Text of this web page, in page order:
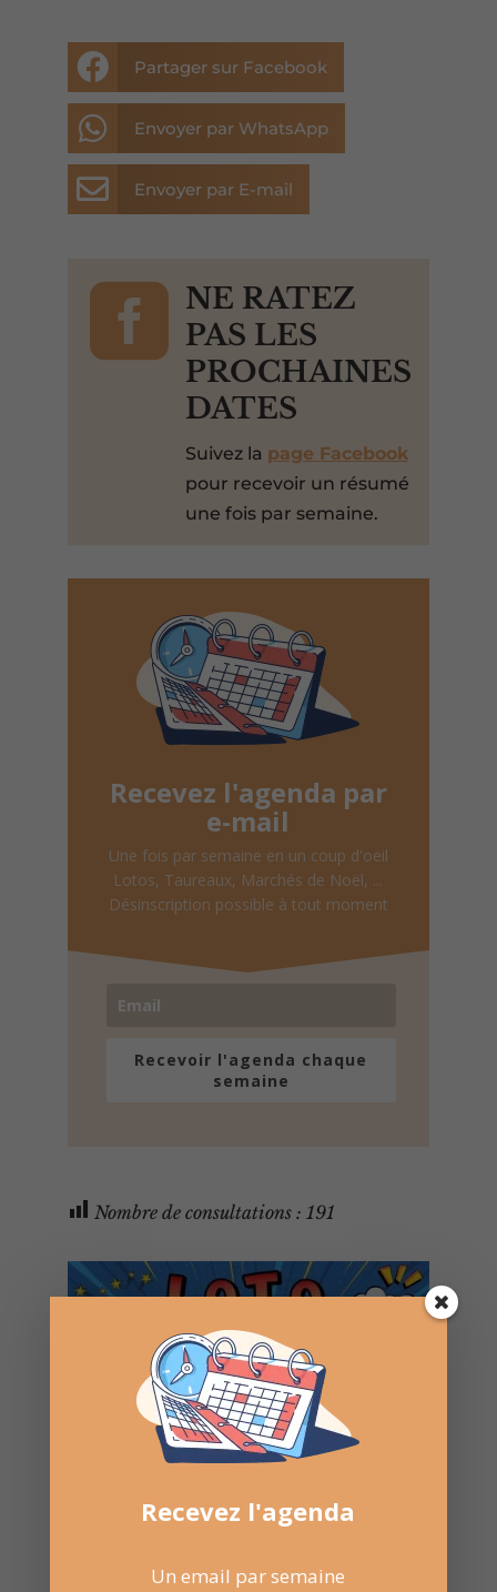
 Partager sur Facebook
 Envoyer par WhatsApp
 Envoyer par E-mail

NE RATEZ
PAS LES
PROCHAINES
DATES
Suivez la page Facebook
pour recevoir un résumé
une fois par semaine.
Recevez l'agenda par
e-mail
Une fois par semaine en un coup d'oeil
Lotos, Taureaux, Marchés de Noël, ...
Désinscription possible à tout moment
Recevoir l'agenda chaque
semaine
Nombre de consultations : 191
Recevez l'agenda
Un email par semaine